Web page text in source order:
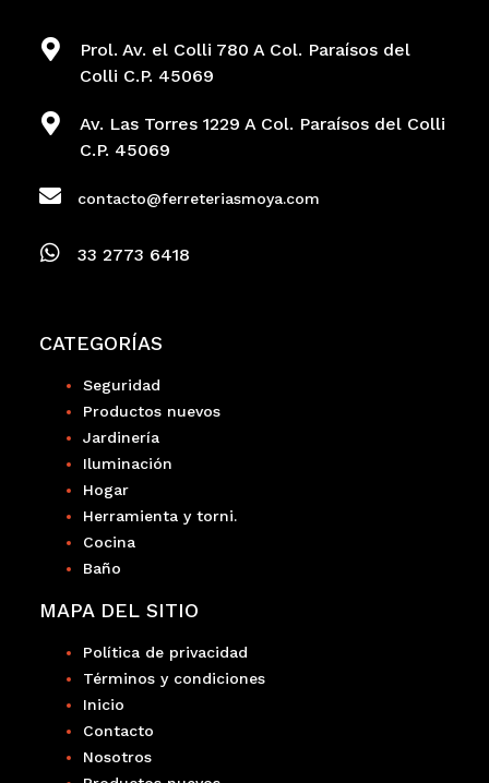
MAPA DEL SITIO
Política de privacidad
Términos y condiciones
Inicio
Contacto
Nosotros
CATEGORÍAS
Seguridad
Productos nuevos
Jardinería
Iluminación
Hogar
Herramienta y torni.
Cocina
Baño
Prol. Av. el Colli 780 A Col. Paraísos del
Colli C.P. 45069
Av. Las Torres 1229 A Col. Paraísos del Colli
C.P. 45069
contacto@ferreteriasmoya.com
33 2773 6418